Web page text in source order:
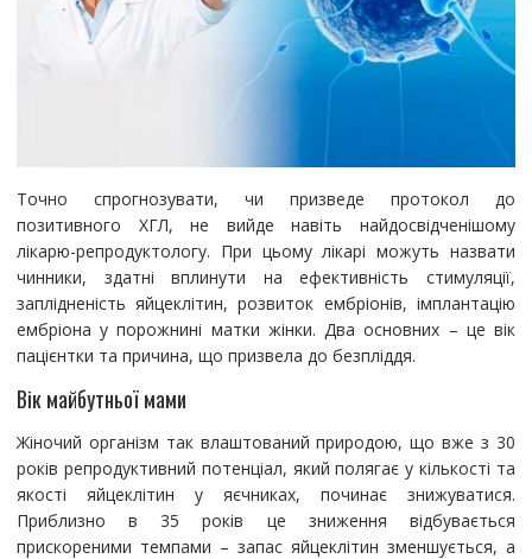
Точно спрогнозувати, чи призведе протокол до
позитивного ХГЛ, не вийде навіть найдосвідченішому
лікарю-репродуктологу. При цьому лікарі можуть назвати
чинники, здатні вплинути на ефективність стимуляції,
заплідненість яйцеклітин, розвиток ембріонів, імплантацію
ембріона у порожнині матки жінки. Два основних – це вік
пацієнтки та причина, що призвела до безпліддя.
Вік майбутньої мами
Жіночий організм так влаштований природою, що вже з 30
років репродуктивний потенціал, який полягає у кількості та
якості яйцеклітин у яєчниках, починає знижуватися.
Приблизно в 35 років це зниження відбувається
прискореними темпами – запас яйцеклітин зменшується, а